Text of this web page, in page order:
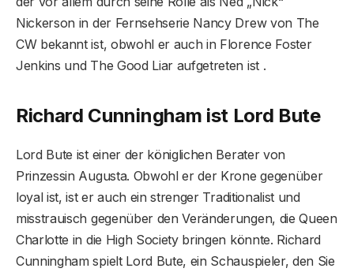
Nickerson in der Fernsehserie Nancy Drew von The
CW bekannt ist, obwohl er auch in Florence Foster
Jenkins und The Good Liar aufgetreten ist .
Richard Cunningham ist Lord Bute
Lord Bute ist einer der königlichen Berater von
Prinzessin Augusta. Obwohl er der Krone gegenüber
loyal ist, ist er auch ein strenger Traditionalist und
misstrauisch gegenüber den Veränderungen, die Queen
Charlotte in die High Society bringen könnte. Richard
Cunningham spielt Lord Bute, ein Schauspieler, den Sie